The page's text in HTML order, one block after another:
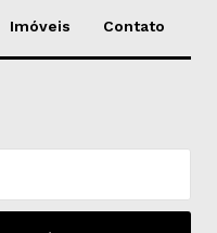
Imóveis Contato